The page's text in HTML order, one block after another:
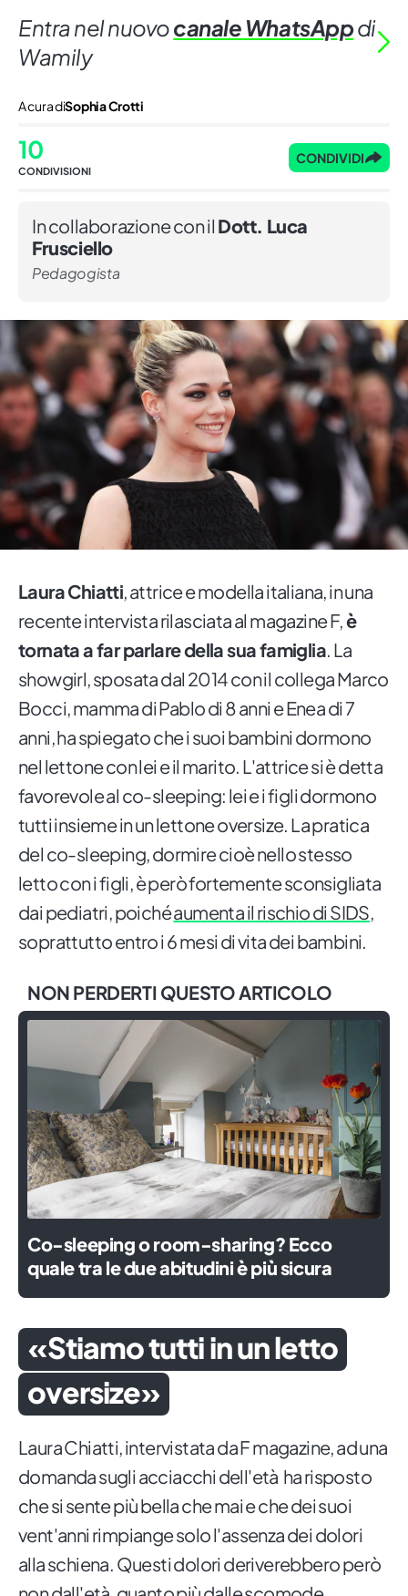
Entra nel nuovocanale WhatsAppdi
Wamily
A cura diSophia Crotti
10
CONDIVISIONI
CONDIVIDI
In collaborazione con il Dott. Luca
Frusciello
Pedagogista
Laura Chiatti, attrice e modella italiana, in una
recente intervista rilasciata al magazine F,è
tornata a far parlare della sua famiglia. La
showgirl, sposata dal 2014 con il collega Marco
Bocci, mamma di Pablo di 8 anni e Enea di 7
anni, ha spiegato che i suoi bambini dormono
nel lettone con lei e il marito. L'attrice si è detta
favorevole al co-sleeping: lei e i figli dormono
tutti insieme in un lettone oversize. La pratica
del co-sleeping, dormire cioè nello stesso
letto con i figli, è però fortemente sconsigliata
dai pediatri, poichéaumenta il rischio di SIDS,
soprattutto entro i 6 mesi di vita dei bambini.
NON PERDERTI QUESTO ARTICOLO
Co-sleeping o room-sharing? Ecco
quale tra le due abitudini è più sicura
«Stiamo tutti in un letto
oversize»
Laura Chiatti, intervistata da F magazine, ad una
domanda sugli acciacchi dell'età ha risposto
che si sente più bella che mai e che dei suoi
vent'anni rimpiange solo l'assenza dei dolori
alla schiena. Questi dolori deriverebbero però